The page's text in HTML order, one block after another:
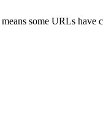
some URLs